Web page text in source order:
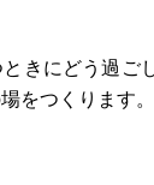
きにどう過ご
をつくります。